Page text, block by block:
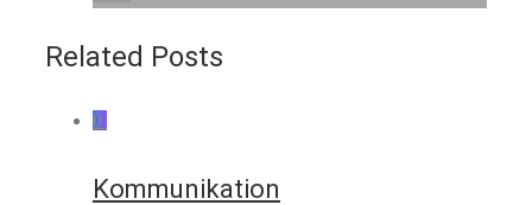
Related Posts
0
Kommunikation